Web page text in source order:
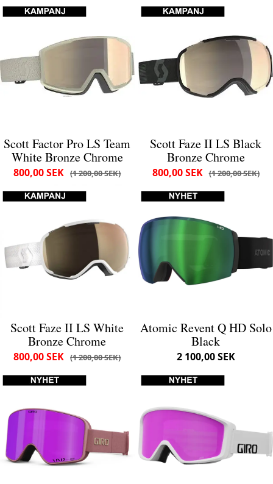
Scott Factor Pro LS Team
White Bronze Chrome
1 200,00 SEK
800,00 SEK
Scott Faze II LS Black
Bronze Chrome
1 200,00 SEK
800,00 SEK
Scott Faze II LS White
Bronze Chrome
1 200,00 SEK
800,00 SEK
Atomic Revent Q HD Solo
Black
2 100,00 SEK